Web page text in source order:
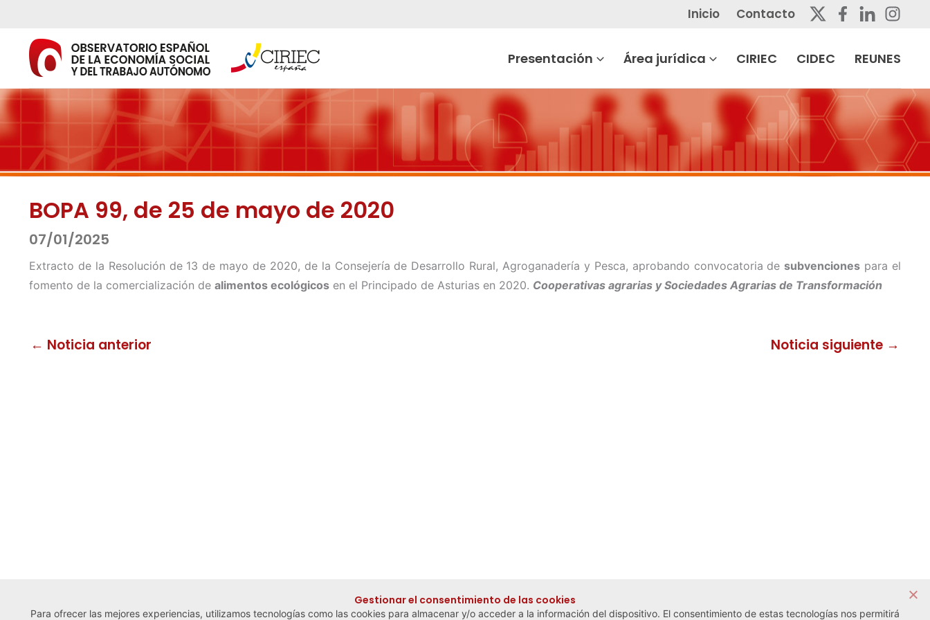
contenido
Inicio Contacto
Presentación Área jurídica CIRIEC CIDEC REUNES
BOPA 99, de 25 de mayo de 2020
07/01/2025
Extracto de la Resolución de 13 de mayo de 2020, de la Consejería de Desarrollo Rural, Agroganadería y Pesca, aprobando convocatoria de subvenciones para el
fomento de la comercialización de alimentos ecológicos en el Principado de Asturias en 2020. Cooperativas agrarias y Sociedades Agrarias de Transformación
← Noticia anterior Noticia siguiente →
Gestionar el consentimiento de las cookies
Para ofrecer las mejores experiencias, utilizamos tecnologías como las cookies para almacenar y/o acceder a la información del dispositivo. El consentimiento de estas tecnologías nos permitirá